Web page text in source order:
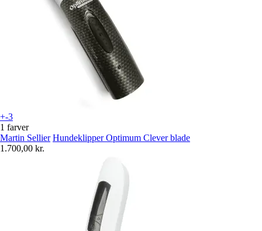
+-3
1 farver
Martin Sellier Hundeklipper Optimum Clever blade
1.700,00 kr.